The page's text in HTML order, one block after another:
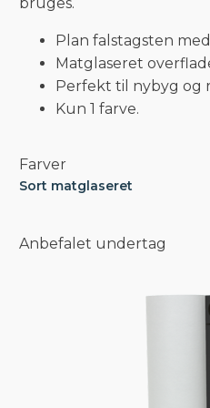
Plan falstagsten
Matglaseret
Perfekt til nybyg og
Kun 1 farve.
Farver
Sort matglaseret
Anbefalet undertag